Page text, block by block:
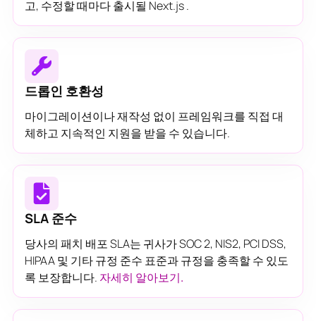
고, 수정할 때마다 출시될 Next.js .
드롭인 호환성
마이그레이션이나 재작성 없이 프레임워크를 직접 대
체하고 지속적인 지원을 받을 수 있습니다.
SLA 준수
당사의 패치 배포 SLA는 귀사가 SOC 2, NIS2, PCI DSS,
HIPAA 및 기타 규정 준수 표준과 규정을 충족할 수 있도
록 보장합니다. 자세히 알아보기.